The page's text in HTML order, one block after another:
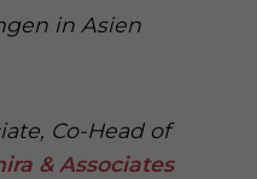
in Asien
Co-Head of
& Associates